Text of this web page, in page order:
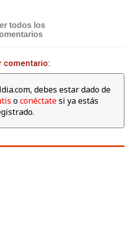
todos los
comentario:
debes estar dado de
oconéctatesi ya estás